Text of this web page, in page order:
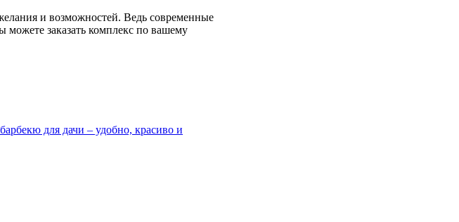
и возможностей. Ведь современные
можете заказать комплекс по вашему
для дачи – удобно, красиво и